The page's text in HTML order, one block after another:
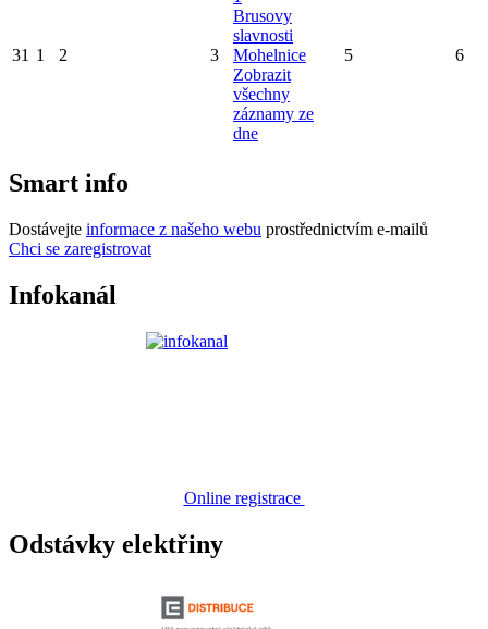
31 1 2 3
Brusovy
slavnosti
Mohelnice
Zobrazit
všechny
záznamy ze
dne
5 6
Smart info
Dostávejte informace z našeho webu prostřednictvím e-mailů
Chci se zaregistrovat
Infokanál
Online registrace
Odstávky elektřiny